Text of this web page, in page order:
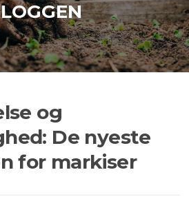
og
De nyeste
for markiser